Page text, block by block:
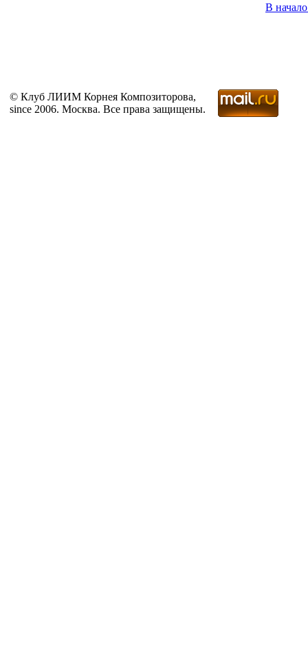
В
© Клуб ЛИИМ Корнея Композиторова,
since 2006. Москва. Все права защищены.